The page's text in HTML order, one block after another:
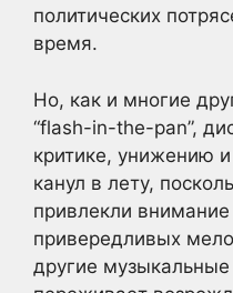
политических
время.
Но, как и многие
“flash-in-the-pan”,
критике, унижению
канул в лету,
привлекли
привередливых
другие